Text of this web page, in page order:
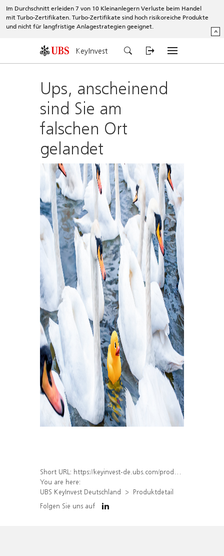
Im Durchschnitt erleiden 7 von 10 Kleinanlegern Verluste beim Handel
mit Turbo-Zertifikaten. Turbo-Zertifikate sind hoch risikoreiche Produkte
und nicht für langfristige Anlagestrategien geeignet.
^
KeyInvest
Ups, anscheinend
sind Sie am
falschen Ort
gelandet
Short URL: https://keyinvest-de.ubs.com/produkt/detail/index/isin/DE000WA8EJN0
You are here:
UBS KeyInvest Deutschland
Produktdetail
Folgen Sie uns auf